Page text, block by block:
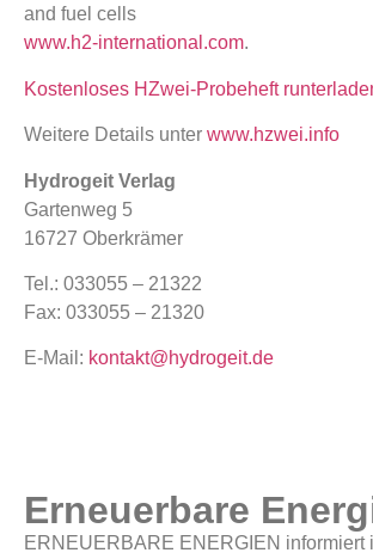
and fuel cells
www.h2-international.com.
Kostenloses HZwei-Probeheft
Weitere Details unter www.hzwei.info
Hydrogeit Verlag
Gartenweg 5
16727 Oberkrämer
Tel.: 033055 – 21322
Fax: 033055 – 21320
E-Mail: kontakt@hydrogeit.de
Erneuerbare
ERNEUERBARE ENERGIEN informiert